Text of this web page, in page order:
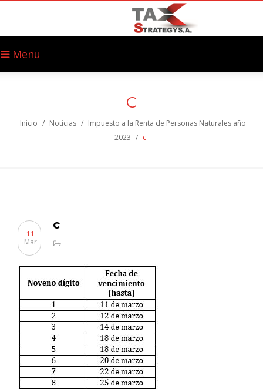
Menu
C
Inicio / Noticias / Impuesto a la Renta de Personas Naturales año
2023 / c
c
11
Mar